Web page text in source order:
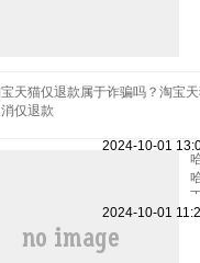
天猫仅退款属于诈骗吗？淘宝
仅退款
2024-10-01
2024-10-01